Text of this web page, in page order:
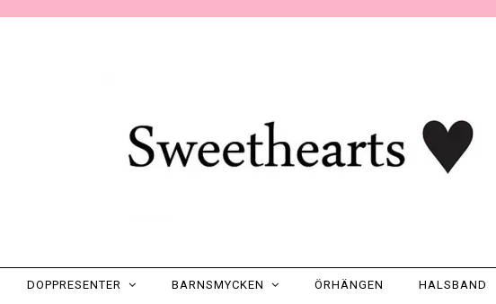
DOPPRESENTER BARNSMYCKEN ÖRHÄNGEN HALSBAND